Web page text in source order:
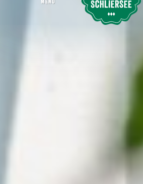
Gemeindeverwaltung Weyarn
MENU